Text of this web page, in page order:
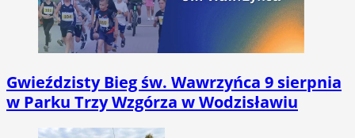
Gwieździsty Bieg św. Wawrzyńca 9 sierpnia
w Parku Trzy Wzgórza w Wodzisławiu